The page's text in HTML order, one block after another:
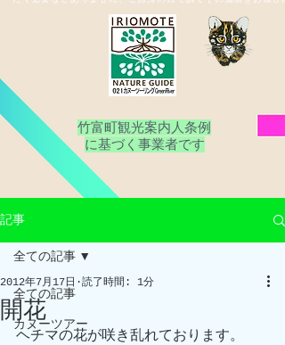
竹富町観光案内人条例
​に基づく事業者です
記事
全ての記事
カヌーツアー
全ての記事
開花
2012年7月17日 読了時間: 1分
ヘチマの花が咲き乱れております。